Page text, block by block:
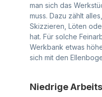
man sich das
muss. Dazu zählt
Skizzieren, Löten
hat. Für solche
Werkbank etwas
sich mit den
Niedrige